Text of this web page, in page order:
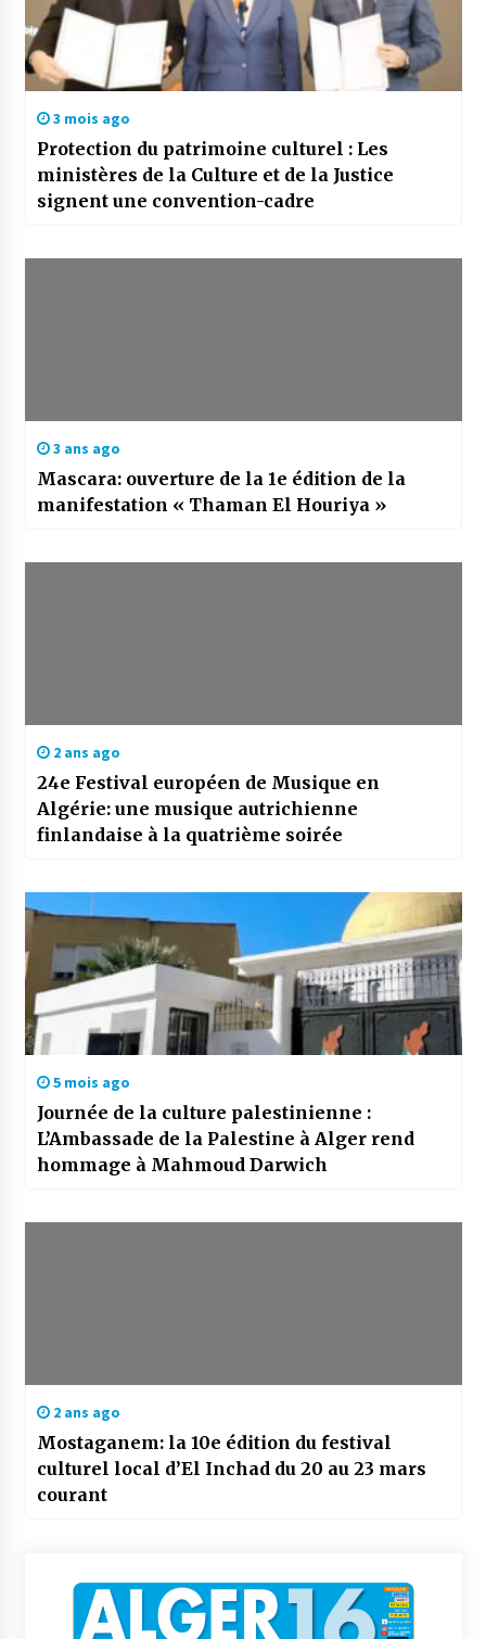
3 mois ago
Protection du patrimoine culturel : Les
ministères de la Culture et de la Justice
signent une convention-cadre
3 ans ago
Mascara: ouverture de la 1e édition de la
manifestation « Thaman El Houriya »
2 ans ago
24e Festival européen de Musique en
Algérie: une musique autrichienne
finlandaise à la quatrième soirée
5 mois ago
Journée de la culture palestinienne :
L’Ambassade de la Palestine à Alger rend
hommage à Mahmoud Darwich
2 ans ago
Mostaganem: la 10e édition du festival
culturel local d’El Inchad du 20 au 23 mars
courant